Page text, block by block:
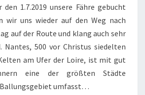
1.7.2019 unsere Fähre gebucht
wir uns wieder auf den Weg nach
auf der Route und klang auch sehr
Nantes, 500 vor Christus siedelten
am Ufer der Loire, ist mit gut
eine der größten Städte
Ballungsgebiet umfasst…